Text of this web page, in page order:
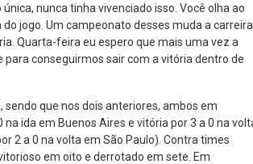
nunca tinha vivenciado isso. Você olha ao
jogo. Um campeonato desses muda a carreira
Quarta-feira eu espero que mais uma vez a
conseguirmos sair com a vitória dentro de
que nos dois anteriores, ambos em
ida em Buenos Aires e vitória por 3 a 0 na
2 a 0 na volta em São Paulo). Contra times
em oito e derrotado em sete. Em